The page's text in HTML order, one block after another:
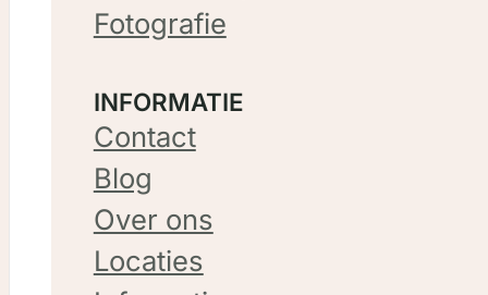
Fotografie
INFORMATIE
Contact
Blog
Over ons
Locaties